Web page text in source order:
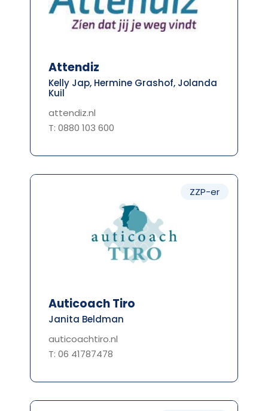
Attendiz
Kelly Jap, Hermine Grashof, Jolanda
Kuil
attendiz.nl
T: 0880 103 600
ZZP-er
Auticoach Tiro
Janita Beldman
auticoachtiro.nl
T: 06 41787478